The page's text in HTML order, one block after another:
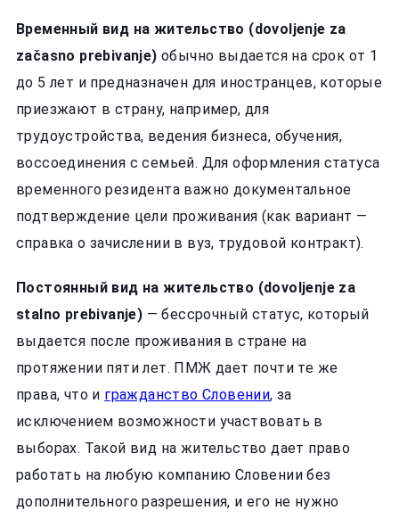
Временный вид на жительство (dovoljenje za
začasno prebivanje) обычно выдается на срок от 1
до 5 лет и предназначен для иностранцев, которые
приезжают в страну, например, для
трудоустройства, ведения бизнеса, обучения,
воссоединения с семьей. Для оформления статуса
временного резидента важно документальное
подтверждение цели проживания (как вариант —
справка о зачислении в вуз, трудовой контракт).
Постоянный вид на жительство (dovoljenje za
stalno prebivanje) — бессрочный статус, который
выдается после проживания в стране на
протяжении пяти лет. ПМЖ дает почти те же
права, что и гражданство Словении, за
исключением возможности участвовать в
выборах. Такой вид на жительство дает право
работать на любую компанию Словении без
дополнительного разрешения, и его не нужно